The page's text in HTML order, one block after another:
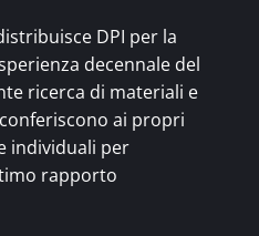
DPI per la
decennale del
ricerca di materiali e
ai propri
individuali per
rapporto